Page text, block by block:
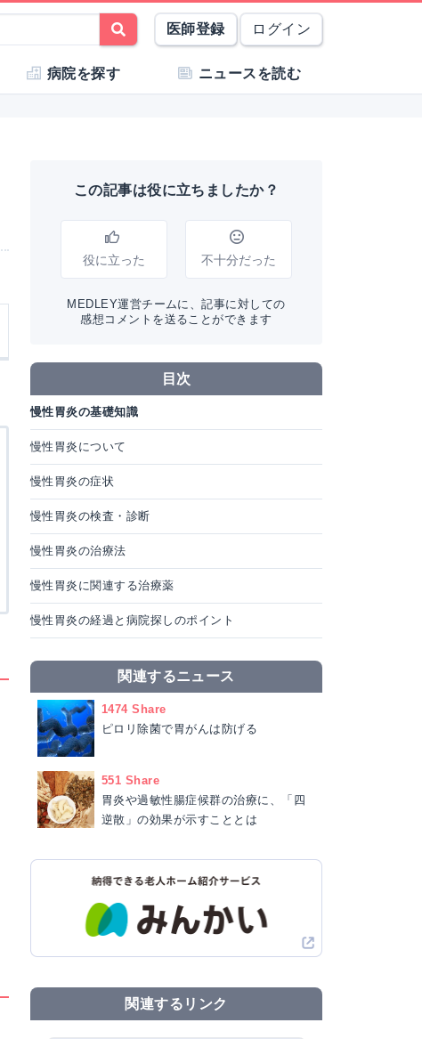
医師登録 ログイン
病院を探す ニュースを読む
この記事は役に立ちましたか？
役に立った 不十分だった
MEDLEY運営チームに、記事に対しての
感想コメントを送ることができます
目次
慢性胃炎の基礎知識
慢性胃炎について
慢性胃炎の症状
慢性胃炎の検査・診断
慢性胃炎の治療法
慢性胃炎に関連する治療薬
慢性胃炎の経過と病院探しのポイント
関連するニュース
1474 Share
ピロリ除菌で胃がんは防げる
551 Share
胃炎や過敏性腸症候群の治療に、「四
逆散」の効果が示すこととは
関連するリンク